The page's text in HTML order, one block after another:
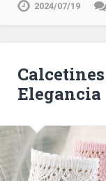
2024/07/19
Elegancia